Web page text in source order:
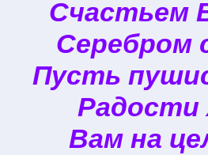
Счастьем
Серебром
Пусть
Радости
Вам на